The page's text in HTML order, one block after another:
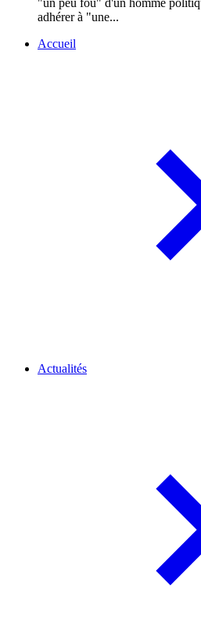
"un peu fou" d'un homme
adhérer à "une...
Accueil
Actualités